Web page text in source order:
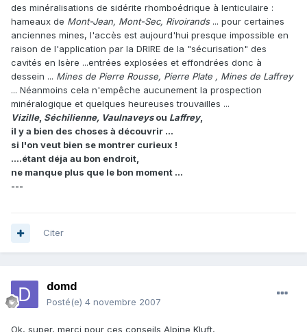
des minéralisations de sidérite rhomboédrique à lenticulaire :
hameaux de Mont-Jean, Mont-Sec, Rivoirands... pour certaines
anciennes mines, l'accès est aujourd'hui presque impossible en
raison de l'application par la DRIRE de la "sécurisation" des
cavités en Isère ...entrées explosées et effondrées donc à
dessein ... Mines de Pierre Rousse, Pierre Plate , Mines de Laffrey
... Néanmoins cela n'empêche aucunement la prospection
minéralogique et quelques heureuses trouvailles ...
Vizille, Séchilienne, Vaulnaveysou Laffrey,
il y a bien des choses à découvrir ...
si l'on veut bien se montrer curieux !
....étant déja au bon endroit,
ne manque plus que le bon moment ...
---
Citer
domd
Posté(e) 4 novembre 2007
Ok, super, merci pour ces conseils Alpine Kluft,